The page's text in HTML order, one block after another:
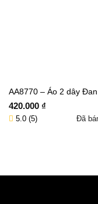
AA8770 – Áo 2 dây Đan
dệt hoa nổi
420.000 ₫
5.0 (5) Đã